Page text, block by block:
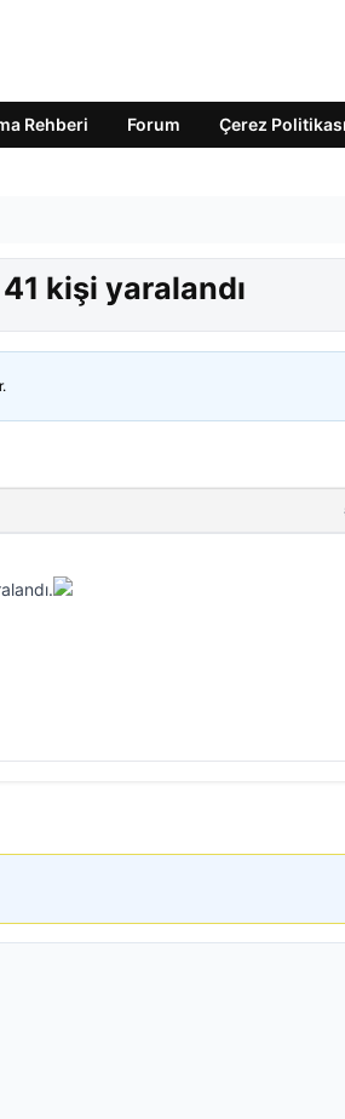
Rehberi Forum Çerez Politikası
kişi yaralandı